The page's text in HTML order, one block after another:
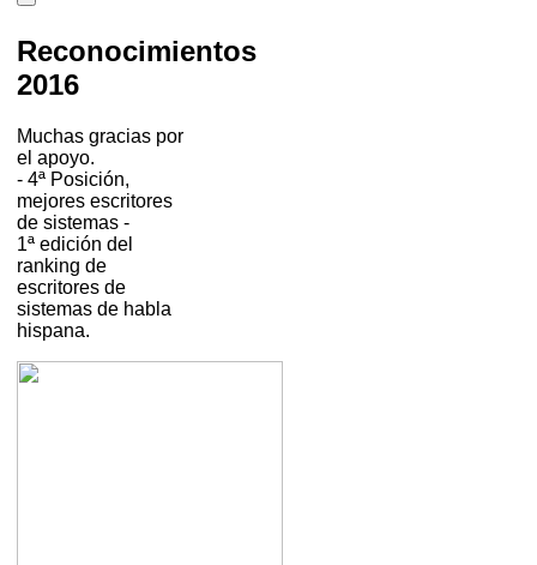
Reconocimientos
2016
Muchas gracias por
el apoyo.
- 4ª Posición,
mejores escritores
de sistemas -
1ª edición del
ranking de
escritores de
sistemas de habla
hispana.